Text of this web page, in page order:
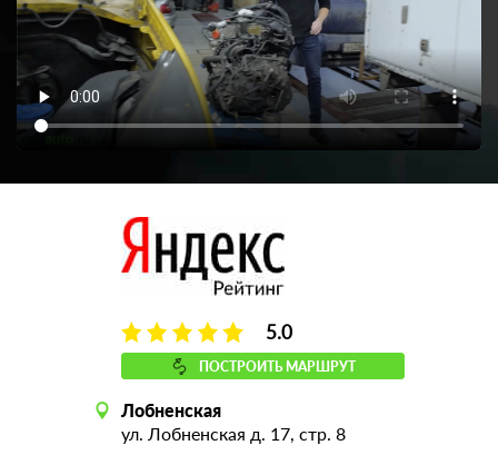
5.0
ПОСТРОИТЬ МАРШРУТ
Лобненская
ул. Лобненская д. 17, стр. 8